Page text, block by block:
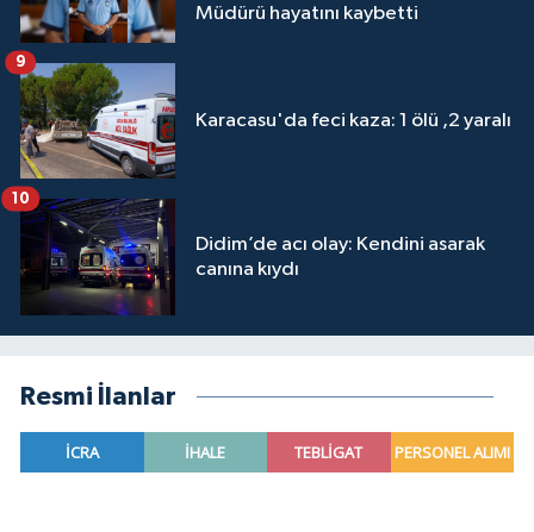
Müdürü hayatını kaybetti
Karacasu'da feci kaza: 1 ölü ,2 yaralı
9
Didim’de acı olay: Kendini asarak
canına kıydı
10
Resmi İlanlar